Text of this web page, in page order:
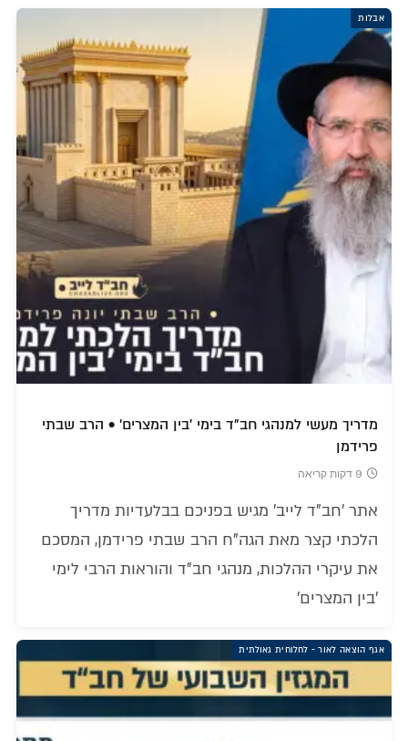
אבלות
מדריך מעשי למנהגי חב"ד בימי 'בין המצרים' • הרב שבתי
פרידמן
9 דקות קריאה
אתר 'חב"ד לייב' מגיש בפניכם בבלעדיות מדריך
הלכתי קצר מאת הגה"ח הרב שבתי פרידמן, המסכם
את עיקרי ההלכות, מנהגי חב"ד והוראות הרבי לימי
'בין המצרים'
אגף הוצאה לאור - לחלוחית גאולתית